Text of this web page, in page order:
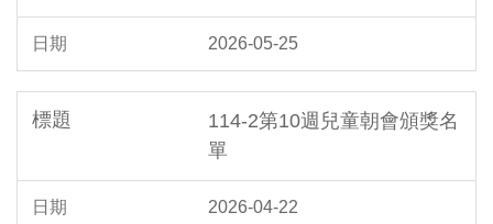
2026-05-25
114-2第10週兒童朝會頒獎名
單
2026-04-22